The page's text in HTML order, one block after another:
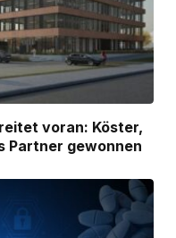
voran: Köster,
Partner gewonnen